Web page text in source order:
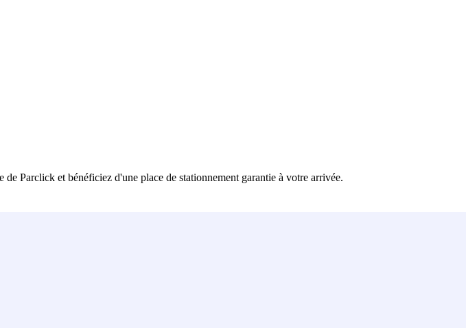
Parclick et bénéficiez d'une place de stationnement garantie à votre arrivée.